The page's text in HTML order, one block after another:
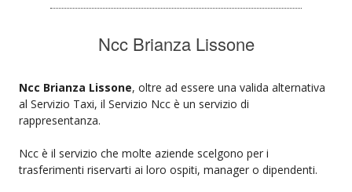
Ncc Brianza Lissone
Ncc Brianza Lissone, oltre ad essere una valida alternativa
al Servizio Taxi, il Servizio Ncc è un servizio di
rappresentanza.
Ncc è il servizio che molte aziende scelgono per i
trasferimenti riservarti ai loro ospiti, manager o dipendenti.